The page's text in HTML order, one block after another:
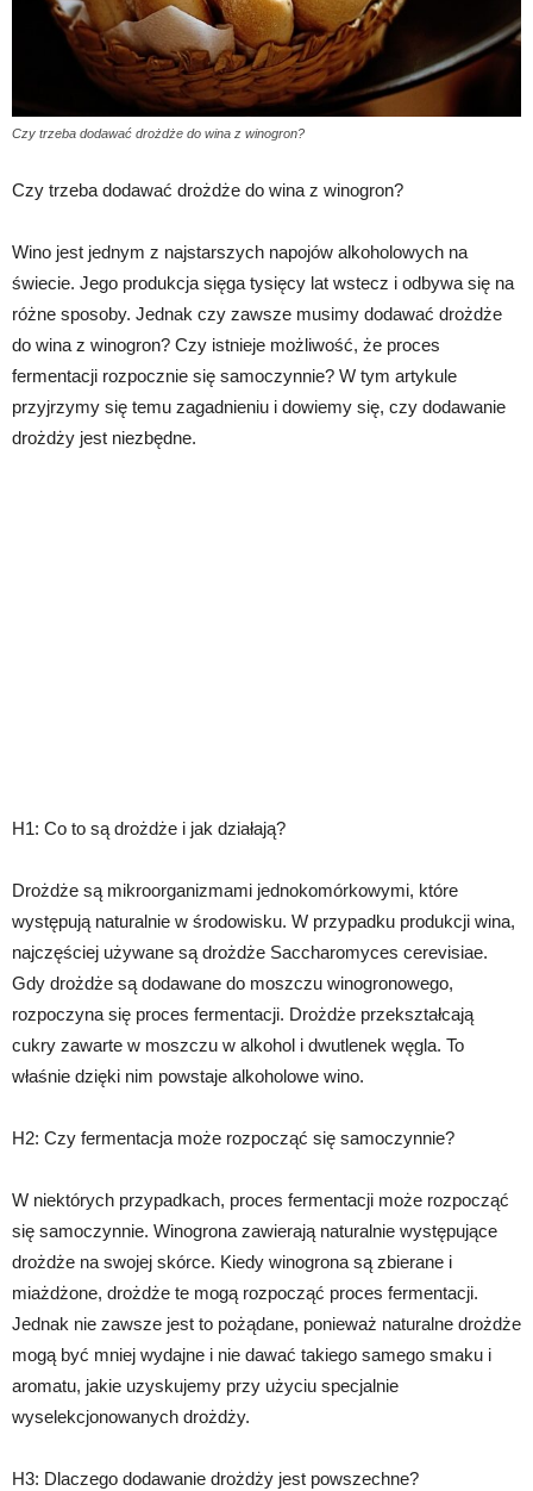
Czy trzeba dodawać drożdże do wina z winogron?
Czy trzeba dodawać drożdże do wina z winogron?
Wino jest jednym z najstarszych napojów alkoholowych na
świecie. Jego produkcja sięga tysięcy lat wstecz i odbywa się na
różne sposoby. Jednak czy zawsze musimy dodawać drożdże
do wina z winogron? Czy istnieje możliwość, że proces
fermentacji rozpocznie się samoczynnie? W tym artykule
przyjrzymy się temu zagadnieniu i dowiemy się, czy dodawanie
drożdży jest niezbędne.
H1: Co to są drożdże i jak działają?
Drożdże są mikroorganizmami jednokomórkowymi, które
występują naturalnie w środowisku. W przypadku produkcji wina,
najczęściej używane są drożdże Saccharomyces cerevisiae.
Gdy drożdże są dodawane do moszczu winogronowego,
rozpoczyna się proces fermentacji. Drożdże przekształcają
cukry zawarte w moszczu w alkohol i dwutlenek węgla. To
właśnie dzięki nim powstaje alkoholowe wino.
H2: Czy fermentacja może rozpocząć się samoczynnie?
W niektórych przypadkach, proces fermentacji może rozpocząć
się samoczynnie. Winogrona zawierają naturalnie występujące
drożdże na swojej skórce. Kiedy winogrona są zbierane i
miażdżone, drożdże te mogą rozpocząć proces fermentacji.
Jednak nie zawsze jest to pożądane, ponieważ naturalne drożdże
mogą być mniej wydajne i nie dawać takiego samego smaku i
aromatu, jakie uzyskujemy przy użyciu specjalnie
wyselekcjonowanych drożdży.
H3: Dlaczego dodawanie drożdży jest powszechne?